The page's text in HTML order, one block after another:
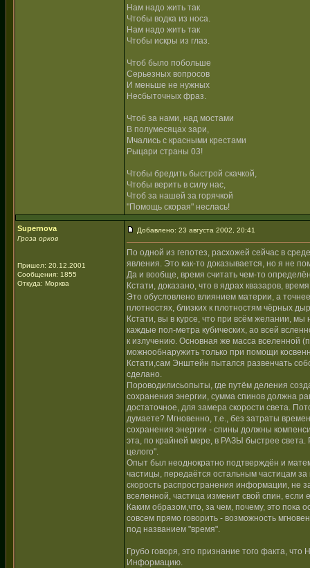
Нам надо жить так
Чтобы водка из носа.
Нам надо жить так
Чтобы искры из глаз.
Чтоб было побольше
Серьезных вопросов
И меньше не нужных
Несбыточных фраз.
Чтоб за нами, над мостами
В полумесяцах зари,
Мчались с красными крестами
Рыцари страны 03!
Чтобы бредить быстрой скачкой,
Чтобы верить в силу нас,
Чтоб за нашей за горячкой
"Помощь скорая" неслась!
Supernova
Гроза орков
Пришел: 20.12.2001
Сообщения: 1855
Откуда: Морква
Добавлено: 23 августа 2002, 20:41
По одной из гепотез, расхожей сейчас в
явления. Это как-то доказывается, но я не
Да и вообще, время считать чем-то
Кстати, доказано, что в ядрах квазаров,
Это обусловлено влиянием материи, а
плотностях, близких к плотностям чёрных
Кстати, вы в курсе, что при всём желании,
каждые пол-метра кубических, ао всей
к излучению. Основная же масса вселенной
можнообнаружить только при помощи
Кстати,сам Энштейн пытался развенчать
сделано.
Пороводилисьопыты, где путём деления
сохранения энергии, сумма спинов должна
достаточное, для замера скорости света.
думаете? Мгновенно, т.е., без затраты
сохранения энергии - спины должны
эта, по крайней мере, в РАЗЫ быстрее света.
целого".
Опыт был неоднократно подтверждён и
частицы, передаётся остальным частицам
скорость распространения информации, не
вселенной, частица изменит свой спин,
Каким образом,что, за чем, почему, это пока
совсем прямо говорить - возможность
под названием "время".
Грубо говоря, это признание того факта,
Информацию.